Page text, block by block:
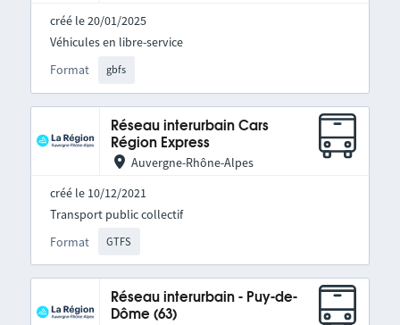
créé le 20/01/2025
Format gbfs
Véhicules en libre-service
Réseau interurbain Cars
Région Express
Auvergne-Rhône-Alpes
créé le 10/12/2021
Format GTFS
Transport public collectif
Réseau interurbain - Puy-de-
Dôme (63)